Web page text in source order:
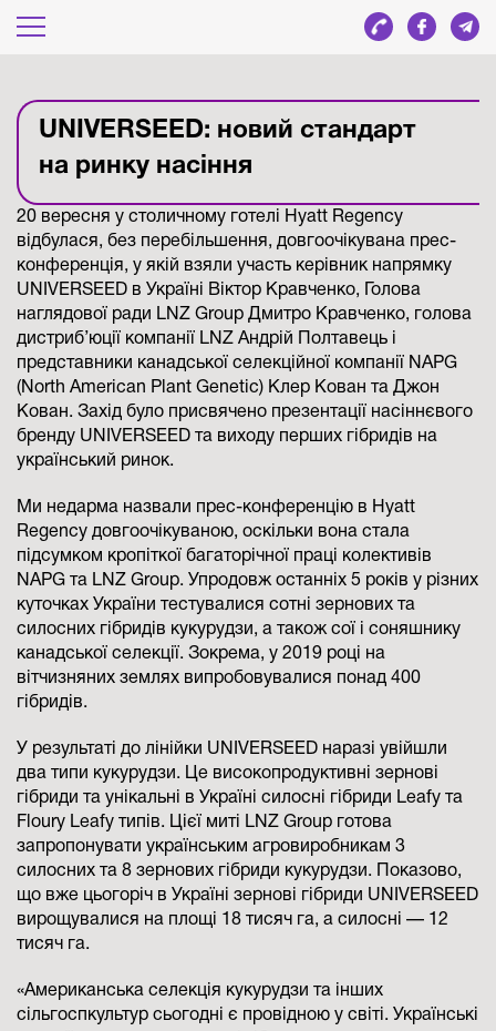
UNIVERSEED: новий стандарт
на ринку насіння
20 вересня у столичному готелі Hyatt Regency
відбулася, без перебільшення, довгоочікувана прес-
конференція, у якій взяли участь керівник напрямку
UNIVERSEED в Україні Віктор Кравченко, Голова
наглядової ради LNZ Group Дмитро Кравченко, голова
дистриб’юції компанії LNZ Андрій Полтавець і
представники канадської селекційної компанії NAPG
(North American Plant Genetic) Клер Кован та Джон
Кован. Захід було присвячено презентації насіннєвого
бренду UNIVERSEED та виходу перших гібридів на
український ринок.
Ми недарма назвали прес-конференцію в Hyatt
Regency довгоочікуваною, оскільки вона стала
підсумком кропіткої багаторічної праці колективів
NAPG та LNZ Group. Упродовж останніх 5 років у різних
куточках України тестувалися сотні зернових та
силосних гібридів кукурудзи, а також сої і соняшнику
канадської селекції. Зокрема, у 2019 році на
вітчизняних землях випробовувалися понад 400
гібридів.
У результаті до лінійки UNIVERSEED наразі увійшли
два типи кукурудзи. Це високопродуктивні зернові
гібриди та унікальні в Україні силосні гібриди Leafy та
Floury Leafy типів. Цієї миті LNZ Group готова
запропонувати українським агровиробникам 3
силосних та 8 зернових гібриди кукурудзи. Показово,
що вже цьогоріч в Україні зернові гібриди UNIVERSEED
вирощувалися на площі 18 тисяч га, а силосні — 12
тисяч га.
«Американська селекція кукурудзи та інших
сільгоспкультур сьогодні є провідною у світі. Українські